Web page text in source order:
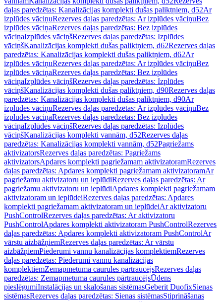
daļas paredzētas: Kanalizācijas komplekti dušas paliktņiem, d52Ar
izplūdes vāciņuRezerves daļas paredzētas: Ar izplūdes vāciņuBez
izplūdes vāciņaRezerves daļas paredzētas: Bez izplūdes
vāciņaIzplūdes vāciņšRezerves daļas paredzētas: Izplūdes
vāciņšKanalizācijas komplekti dušas paliktņiem, d62Rezerves daļas
paredzētas: Kanalizācijas komplekti dušas paliktņiem, d62Ar
izplūdes vāciņuRezerves daļas paredzētas: Ar izplūdes vāciņuBez
izplūdes vāciņaRezerves daļas paredzētas: Bez izplūdes
vāciņaIzplūdes vāciņšRezerves daļas paredzētas: Izplūdes
vāciņšKanalizācijas komplekti dušas paliktņiem, d90Rezerves daļas
paredzētas: Kanalizācijas komplekti dušas paliktņiem, d90Ar
izplūdes vāciņuRezerves daļas paredzētas: Ar izplūdes vāciņuBez
izplūdes vāciņaRezerves daļas paredzētas: Bez izplūdes
vāciņaIzplūdes vāciņšRezerves daļas paredzētas: Izplūdes
vāciņšKanalizācijas komplekti vannām, d52Rezerves daļas
paredzētas: Kanalizācijas komplekti vannām, d52Pagriežams
aktivizatorsRezerves daļas paredzētas: Pagriežams
aktivizatorsApdares komplekti pagriežamam aktivizatoramRezerves
daļas paredzētas: Apdares komplekti pagriežamam aktivizatoramAr
pagriežamu aktivizatoru un ieplūdiRezerves daļas paredzētas: Ar
pagriežamu aktivizatoru un ieplūdiApdares komplekti pagriežamam
aktivizatoram un ieplūdeiRezerves daļas paredzētas: Apdares
komplekti pagriežamam aktivizatoram un ieplūdeiAr aktivizatoru
PushControlRezerves daļas paredzētas: Ar aktivizatoru
PushControlApdares komplekti aktivizatoram PushControlRezerves
daļas paredzētas: Apdares komplekti aktivizatoram PushControlAr
vārstu aizbāžņiemRezerves daļas paredzētas: Ar vārstu
aizbāžņiemPiederumi vannu kanalizācijas komplektiemRezerves
daļas paredzētas: Piederumi vannu kanalizācijas
komplektiemZemapmetuma caurules pārtraucējsRezerves daļas
paredzētas: Zemapmetuma caurules pārtraucējsŪdens
pieslēgumiInstalācijas un skalošanas sistēmasGeberit DuofixSienas
sistēmasRezerves daļas paredzētas: Sienas sistēmasStiprināšanas